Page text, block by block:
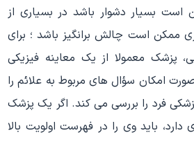
بسیار دشوار باشد در بسیاری از
ممکن است چالش برانگیز باشد ؛ برای
پزشک معمولا از یک معاینه فیزیکی
امکان سؤال های مربوط به علائم را
فرد را بررسی می کند. اگر یک پزشک
باید وی را در فهرست اولویت بالا